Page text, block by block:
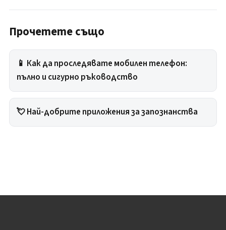
Прочетете също
📱 Как да проследявате мобилен телефон:
пълно и сигурно ръководство
💘 Най-добрите приложения за запознанства